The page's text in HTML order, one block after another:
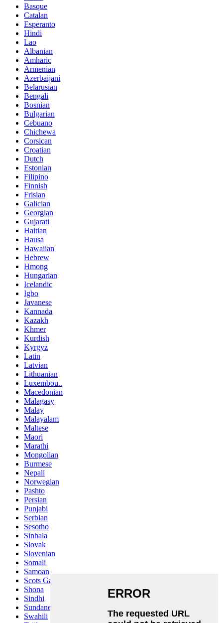
Basque
Catalan
Esperanto
Hindi
Lao
Albanian
Amharic
Armenian
Azerbaijani
Belarusian
Bengali
Bosnian
Bulgarian
Cebuano
Chichewa
Corsican
Croatian
Dutch
Estonian
Filipino
Finnish
Frisian
Galician
Georgian
Gujarati
Haitian
Hausa
Hawaiian
Hebrew
Hmong
Hungarian
Icelandic
Igbo
Javanese
Kannada
Kazakh
Khmer
Kurdish
Kyrgyz
Latin
Latvian
Lithuanian
Luxembou..
Macedonian
Malagasy
Malay
Malayalam
Maltese
Maori
Marathi
Mongolian
Burmese
Nepali
Norwegian
Pashto
Persian
Punjabi
Serbian
Sesotho
Sinhala
Slovak
Slovenian
Somali
Samoan
Scots Gaelic
Shona
Sindhi
Sundanese
Swahili